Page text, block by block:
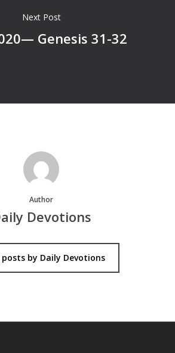
Next Post
Genesis 31-32
Author
Devotions
posts by Daily Devotions